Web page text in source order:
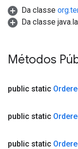
Da classe
Da classe
Métodos
public static
public static
public static